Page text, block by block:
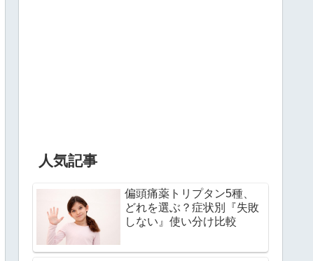
人気記事
偏頭痛薬トリプタン5種、
どれを選ぶ？症状別『失敗
しない』使い分け比較